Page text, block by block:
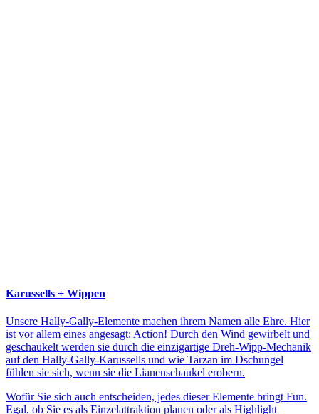
Karussells + Wippen
Unsere Hally-Gally-Elemente machen ihrem Namen alle Ehre. Hier
ist vor allem eines angesagt: Action! Durch den Wind gewirbelt und
geschaukelt werden sie durch die einzigartige Dreh-Wipp-Mechanik
auf den Hally-Gally-Karussells und wie Tarzan im Dschungel
fühlen sie sich, wenn sie die Lianenschaukel erobern.
Wofür Sie sich auch entscheiden, jedes dieser Elemente bringt Fun.
Egal, ob Sie es als Einzelattraktion planen oder als Highlight